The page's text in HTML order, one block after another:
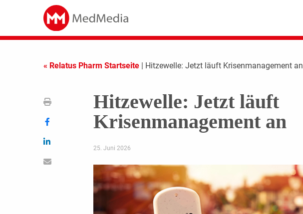
« Relatus Pharm Startseite | Hitzewelle: Jetzt läuft Krisenmanagement an
Hitzewelle: Jetzt läuft
Krisenmanagement an
25. Juni 2026